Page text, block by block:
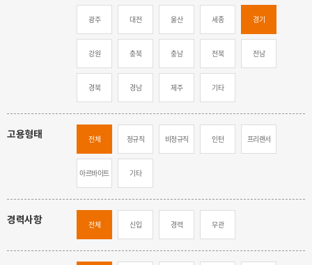
광주 대전 울산 세종 경기
강원 충북 충남 전북 전남
경북 경남 제주 기타
고용형태 전체 정규직 비정규직 인턴 프리랜서
아르바이트 기타
경력사항 전체 신입 경력 무관